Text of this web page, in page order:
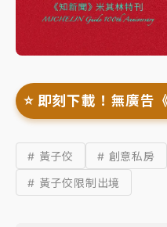
⭐️ 即刻下載！無廣告
# 黃子佼 # 創意私房
# 黃子佼限制出境